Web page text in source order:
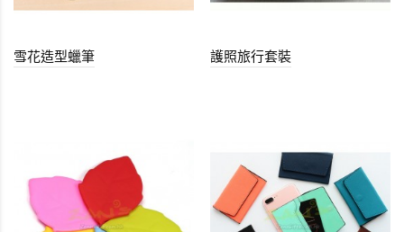
雪花造型蠟筆 護照旅行套裝